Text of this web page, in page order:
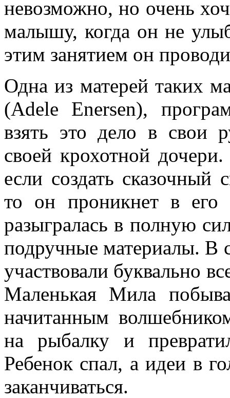
невозможно, но очень
малышу, когда он не
этим занятием он
Одна из матерей таких
(Adele Enersen),
взять это дело в свои
своей крохотной дочери.
если создать сказочный
то он проникнет в его
разыгралась в полную
подручные материалы. В
участвовали буквально
Маленькая Мила
начитанным
на рыбалку и
Ребенок спал, а идеи в
заканчиваться.